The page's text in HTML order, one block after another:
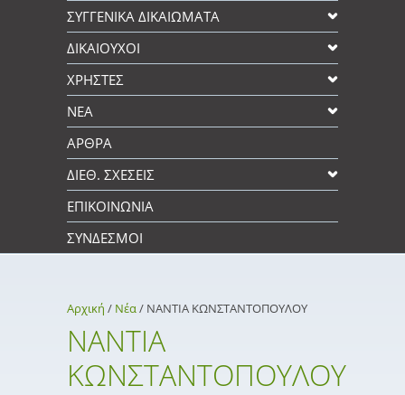
ΣΥΓΓΕΝΙΚΆ ΔΙΚΑΙΩΜΑΤΑ
ΔΙΚΑΙΟΥΧΟΙ
XΡΉΣΤΕΣ
ΝΕΑ
ΑΡΘΡΑ
ΔΙΕΘ. ΣΧΕΣΕΙΣ
ΕΠΙΚΟΙΝΩΝΊΑ
ΣΎΝΔΕΣΜΟΙ
Αρχική / Νέα/ ΝΑΝΤΙΑ ΚΩΝΣΤΑΝΤΟΠΟΥΛΟΥ
ΝΑΝΤΙΑ
ΚΩΝΣΤΑΝΤΟΠΟΥΛΟΥ